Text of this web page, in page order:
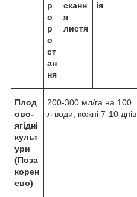
р
о
р
о
ст
ан
ня
сканн
я
листя
ія
Плод
ово-
ягідні
культ
ури
(Поза
корен
ево)
200-300 мл/га на 100
л води, кожні 7-10 днів